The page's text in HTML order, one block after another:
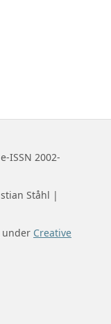
ISSN 2002-
Ståhl |
under Creative